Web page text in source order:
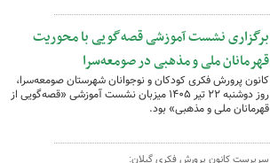
برگزاری نشست آموزشی قصه‌گویی با محوریت
قهرمانان ملی و مذهبی در صومعه‌سرا
کانون پرورش فکری کودکان و نوجوانان شهرستان صومعه‌سرا،
روز دوشنبه ۲۲ تیر ۱۴۰۵ میزبان نشست آموزشی «قصه‌گویی از
قهرمانان ملی و مذهبی» بود.
سرپرست کانون پرورش فکری گیلان: